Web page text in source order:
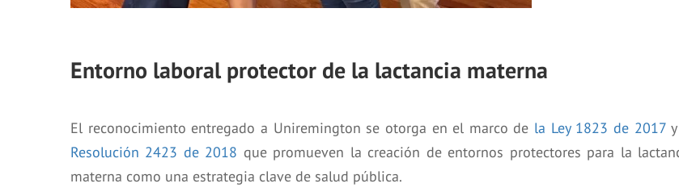
Entorno laboral protector de la lactancia materna
El reconocimiento entregado a Uniremington se otorga en el marco de la Ley 1823 de 2017y
Resolución 2423 de 2018 que promueven la creación de entornos protectores para la
materna como una estrategia clave de salud pública.